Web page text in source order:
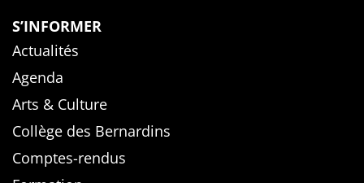
S’INFORMER
Actualités
Agenda
Arts & Culture
Collège des Bernardins
Comptes-rendus